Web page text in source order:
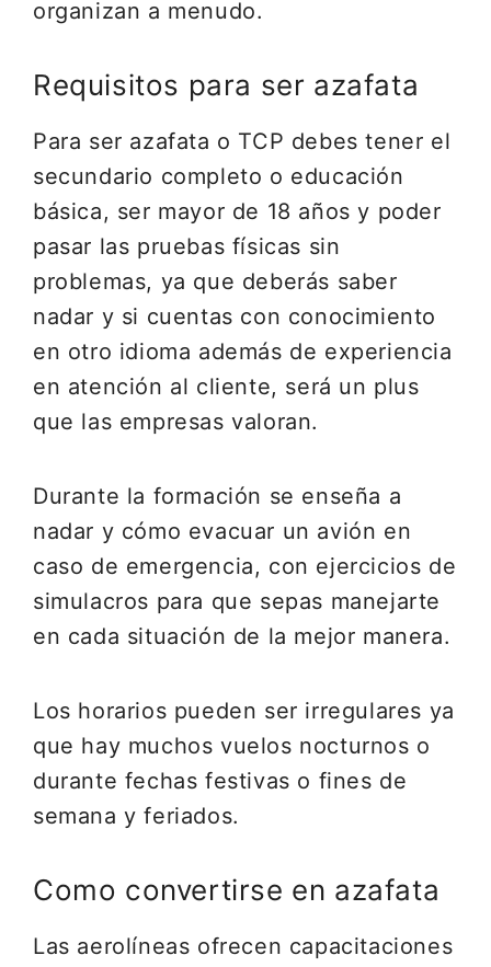
organizan a menudo.
Requisitos para ser azafata
Para ser azafata o TCP debes tener el
secundario completo o educación
básica, ser mayor de 18 años y poder
pasar las pruebas físicas sin
problemas, ya que deberás saber
nadar y si cuentas con conocimiento
en otro idioma además de experiencia
en atención al cliente, será un plus
que las empresas valoran.
Durante la formación se enseña a
nadar y cómo evacuar un avión en
caso de emergencia, con ejercicios de
simulacros para que sepas manejarte
en cada situación de la mejor manera.
Los horarios pueden ser irregulares ya
que hay muchos vuelos nocturnos o
durante fechas festivas o fines de
semana y feriados.
Como convertirse en azafata
Las aerolíneas ofrecen capacitaciones